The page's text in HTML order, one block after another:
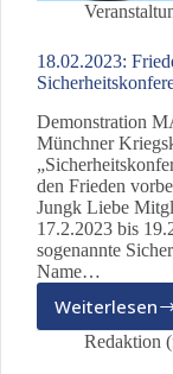
18.02.2023:
Demonstration
Münchner
den Frieden
Jungk Liebe
17.2.2023 bis
sogenannte
Name…
Weiterlesen
Redaktion